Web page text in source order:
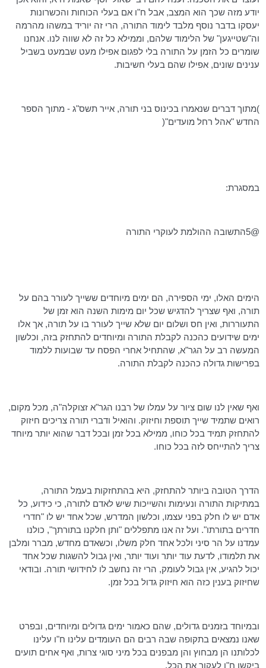
יודע מזה שכך הוא המצב, אבל ח"ו אם בעלי הכוחות והכשרונות
יעסקו בדבר נוסף מלבד לימוד התורה, הרי זה יוריד במשהו מהרמה
וה"שטייגען" של הלימוד שלהם, וממילא כל זה לא שווה לנו. אנחנו
שומרים כל הזמן על התורה בלי לפגום אפילו מעט שבמעט בשביל
ענינים שונים, אפילו שהם בעלי חשיבות.
)מתוך דברים שנאמרו בכינוס בני תורה, אייר תשס"ג - מתוך הספר
החדש "אהל רחל מועדים"(
במסגרת:
@5התשובה ההולמת לעוקרי התורה
הימים האלו, ימי הספירה, הם ימים מיוחדים ששייך לעורר בהם על
תורה, ואף שצריך להדגיש שכל יום מימות השנה הוא זמן של
התעוררות, ואין חס ושלום יום שלא שייך לעורר בו על תורה, אך אלו
ימים שידועים כהכנה לקבלת התורה ומיוחדים להתחזק בזה, וכלשון
המעשה רב על הגר"א, שהתחיל אחרי הפסח עד שבועות ללמוד
בפרישות גדולה כהכנה לקבלת התורה.
ואף שאין לנו שום ציור על עמלו של רבנו הגר"א זצוקלה"ה, מכל מקום,
רואים שתמיד שייך תוספת וחיזוק. והואיל ודברי תורה צריכים חיזוק
להתחזק תמיד בכל כוחו, ממילא בכל זמן ובכל דבר שהוא יותר מיוחד
צריך להתייחס לזה בכל כוחו.
הדרך הטובה ביותר להתחזק, היא בהתחזקות בעמל התורה,
במתיקות התורה ונעימות והשייכות שיש לאדם לתורה, כי כידוע, כל
אדם יש לו חלק בפני עצמו, וכלשון המדרש, שכל אחד יש לו "חדרי
חדרים בתורתו". ועל זה אנו מתפללים "ותן חלקנו בתורתך", כולנו
עמדנו על הר סיני ולכל אחד חלק משלו, וכשאדם מחדש, מברר ומלבן
את תלמודו, לדעת עוד יותר ועוד יותר, ואין גבול להשגות שכל אחד
יכול להגיע, אין גבול לעומק, הרי זה נחשב לו לחידושי תורה. ובודאי
שחיזוק בענין כזה הוא חיזוק גדול בכל זמן.
ובמיוחד בזמנים גדולים, שהם כאמור ימים גדולים ומיוחדים, ובפרט
שאנו נמצאים בתקופה שבה רבים הם העומדים עלינו ח"ו עלינו
לכלותנו הן מבחוץ והן מבפנים בכל מיני סוגי צרות, ואף אחים תועים
ביקשו ח"ו לעקור את הכל.